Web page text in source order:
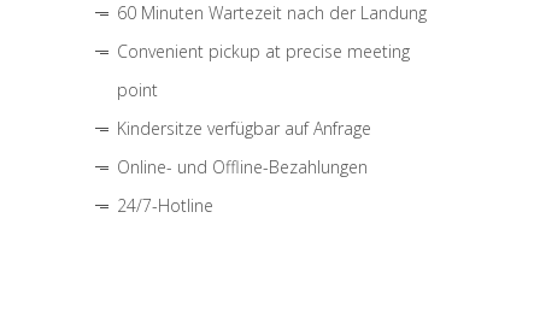
60 Minuten Wartezeit nach der Landung
Convenient pickup at precise meeting
point
Kindersitze verfügbar auf Anfrage
Online- und Offline-Bezahlungen
24/7-Hotline